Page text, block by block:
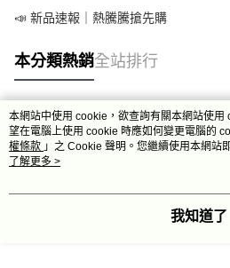
📣 新品速報｜熱騰騰搶先購
本分類熱銷全站排行
熱門標籤
本網站中使用 cookie，欲查詢有關本網站使
望在電腦上使用 cookie 時應如何變更電腦的
權條款 」之 Cookie 聲明。您繼續使用本網站
用條款之 Cookie 聲明使用 cookie。
了解更多 >
我知道了